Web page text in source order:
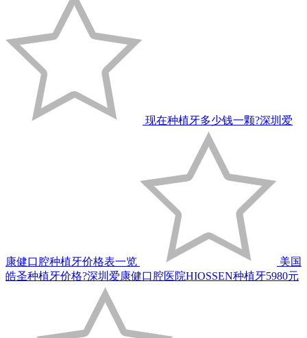
现在种植牙多少钱一颗?深圳爱
康健口腔种植牙价格表一览
美国
皓圣种植牙价格?深圳爱康健口腔医院HIOSSEN种植牙5980元